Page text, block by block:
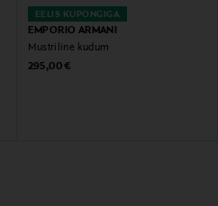
EELIS KUPONGIGA
EMPORIO ARMANI
Mustriline kudum
Original Price
295,00 €